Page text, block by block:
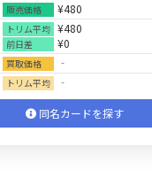
販売価格 ¥480
トリム平均 ¥480
前日差 ¥0
買取価格 ‐
トリム平均 ‐
同名カードを探す